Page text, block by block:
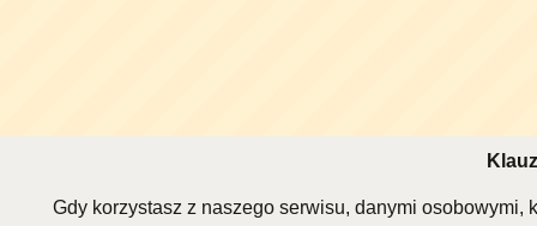
Gdy korzystasz z naszego serwisu, danymi osobowymi,